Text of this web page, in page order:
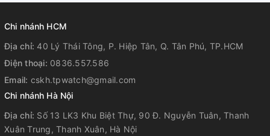
Chi nhánh HCM
Địa chỉ: 40 Lý Thái Tông, P. Hiệp Tân, Q. Tân Phú, TP.HCM
Điện thoại: 0836.557.586
Email: cskh.tpwatch@gmail.com
Chi nhánh Hà Nội
Địa chỉ: Số 13 LK3 Khu Biệt Thự, 90 Đ. Nguyễn Tuân, Thanh
Xuân Trung, Thanh Xuân, Hà Nội